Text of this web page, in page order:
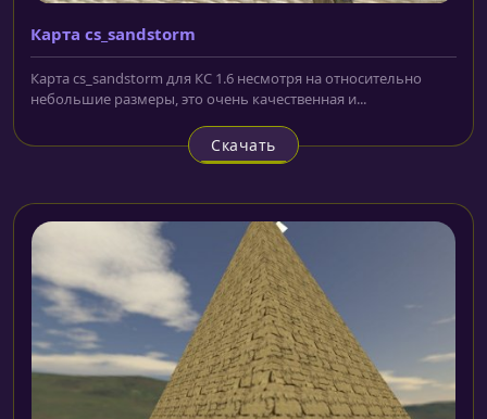
Карта cs_sandstorm
Карта cs_sandstorm для КС 1.6 несмотря на относительно
небольшие размеры, это очень качественная и...
Скачать